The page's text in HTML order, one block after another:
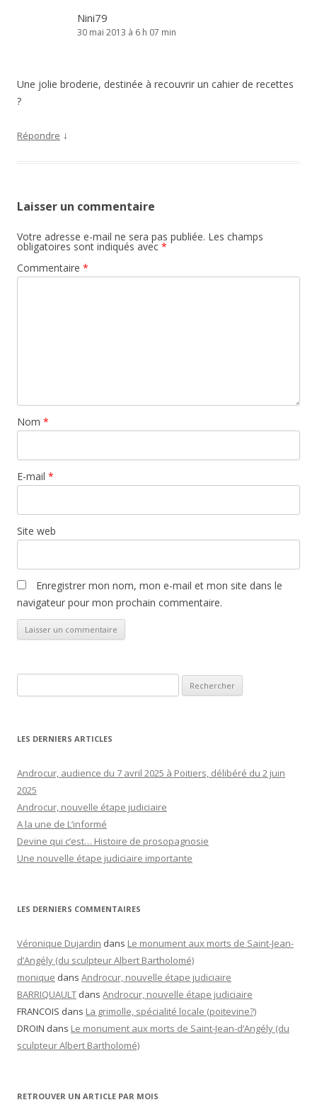
Nini79
30 mai 2013 à 6 h 07 min
Une jolie broderie, destinée à recouvrir un cahier de recettes
?
Répondre ↓
Laisser un commentaire
Votre adresse e-mail ne sera pas publiée. Les champs
obligatoires sont indiqués avec *
Commentaire *
Nom *
E-mail *
Site web
Enregistrer mon nom, mon e-mail et mon site dans le
navigateur pour mon prochain commentaire.
LES DERNIERS ARTICLES
Androcur, audience du 7 avril 2025 à Poitiers, délibéré du 2 juin
2025
Androcur, nouvelle étape judiciaire
A la une de L’informé
Devine qui c’est… Histoire de prosopagnosie
Une nouvelle étape judiciaire importante
LES DERNIERS COMMENTAIRES
Véronique Dujardin dans Le monument aux morts de Saint-Jean-
d’Angély (du sculpteur Albert Bartholomé)
monique dans Androcur, nouvelle étape judiciaire
BARRIQUAULT dans Androcur, nouvelle étape judiciaire
FRANCOIS dans La grimolle, spécialité locale (poitevine?)
DROIN dans Le monument aux morts de Saint-Jean-d’Angély (du
sculpteur Albert Bartholomé)
RETROUVER UN ARTICLE PAR MOIS